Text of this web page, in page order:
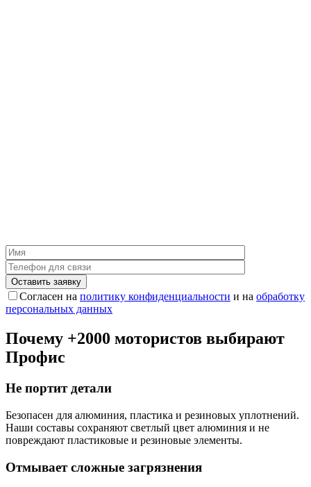
Согласен на политику конфиденциальности и на обработку
персональных данных
Почему +2000 мотористов выбирают
Профис
Не портит детали
Безопасен для алюминия, пластика и резиновых уплотнений.
Наши составы сохраняют светлый цвет алюминия и не
повреждают пластиковые и резиновые элементы.
Отмывает сложные загрязнения